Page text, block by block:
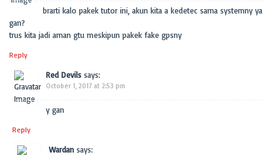
brarti kalo pakek tutor ini, akun kita a kedetec sama systemny ya
gan?
trus kita jadi aman gtu meskipun pakek fake gpsny
Reply
Red Devils says:
October 1, 2017 at 2:53 pm
y gan
Reply
Wardan says: